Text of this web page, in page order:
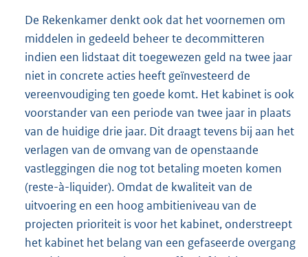
De Rekenkamer denkt ook dat het voornemen om
middelen in gedeeld beheer te decommitteren
indien een lidstaat dit toegewezen geld na twee jaar
niet in concrete acties heeft geïnvesteerd de
vereenvoudiging ten goede komt. Het kabinet is ook
voorstander van een periode van twee jaar in plaats
van de huidige drie jaar. Dit draagt tevens bij aan het
verlagen van de omvang van de openstaande
vastleggingen die nog tot betaling moeten komen
(reste-à-liquider). Omdat de kwaliteit van de
uitvoering en een hoog ambitieniveau van de
projecten prioriteit is voor het kabinet, onderstreept
het kabinet het belang van een gefaseerde overgang